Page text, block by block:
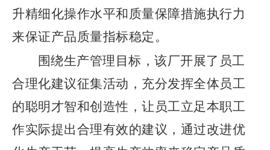
升精细化操作水平和质量保障措施执行力
来保证产品质量指标稳定。
围绕生产管理目标，该厂开展了员工
合理化建议征集活动，充分发挥全体员工
的聪明才智和创造性， 让员工立足本职工
作实际提出合理有效的建议 ，通过改进优